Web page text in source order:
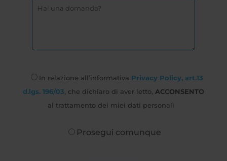
In relazione all’informativa Privacy Policy, art.13
d.lgs. 196/03 , che dichiaro di aver letto, ACCONSENTO
al trattamento dei miei dati personali
Prosegui comunque